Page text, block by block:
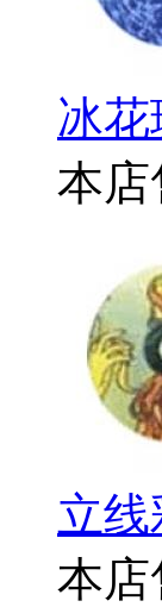
冰
本店
立
本店